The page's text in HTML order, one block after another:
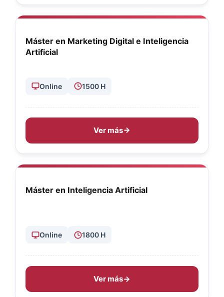
Máster en Marketing Digital e Inteligencia
Artificial
Online 1500 H
Ver más
Máster en Inteligencia Artificial
Online 1800 H
Ver más